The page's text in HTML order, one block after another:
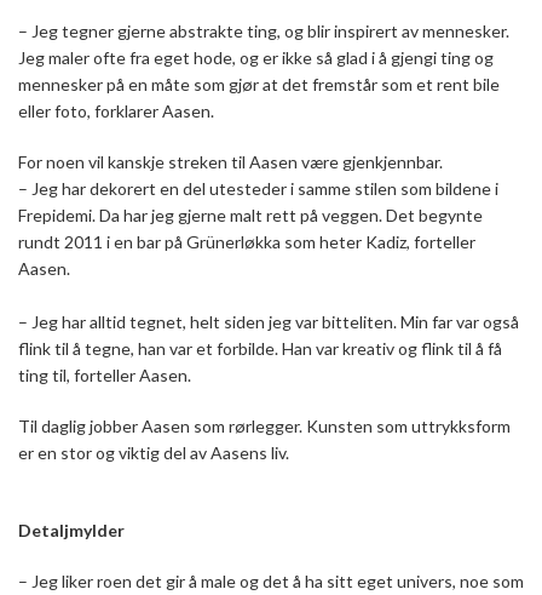
– Jeg tegner gjerne abstrakte ting, og blir inspirert av mennesker.
Jeg maler ofte fra eget hode, og er ikke så glad i å gjengi ting og
mennesker på en måte som gjør at det fremstår som et rent bile
eller foto, forklarer Aasen.
For noen vil kanskje streken til Aasen være gjenkjennbar.
– Jeg har dekorert en del utesteder i samme stilen som bildene i
Frepidemi. Da har jeg gjerne malt rett på veggen. Det begynte
rundt 2011 i en bar på Grünerløkka som heter Kadiz, forteller
Aasen.
– Jeg har alltid tegnet, helt siden jeg var bitteliten. Min far var også
flink til å tegne, han var et forbilde. Han var kreativ og flink til å få
ting til, forteller Aasen.
Til daglig jobber Aasen som rørlegger. Kunsten som uttrykksform
er en stor og viktig del av Aasens liv.
Detaljmylder
– Jeg liker roen det gir å male og det å ha sitt eget univers, noe som